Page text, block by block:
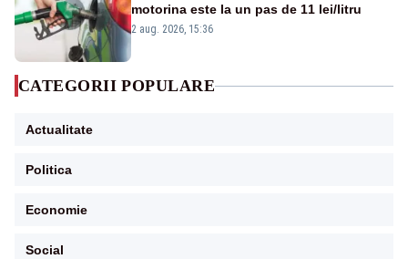
motorina este la un pas de 11 lei/litru
2 aug. 2026, 15:36
CATEGORII POPULARE
Actualitate
Politica
Economie
Social